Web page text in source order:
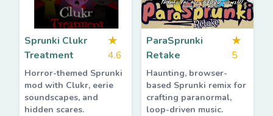
Sprunki Clukr
Treatment
★
4.6
Horror-themed Sprunki
mod with Clukr, eerie
soundscapes, and
hidden scares.
ParaSprunki
Retake
★
5
Haunting, browser-
based Sprunki remix for
crafting paranormal,
loop-driven music.